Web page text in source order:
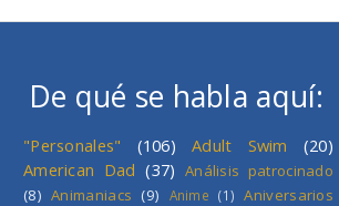
De qué se habla aquí:
"Personales" (106) Adult Swim
(20)
American Dad (37) Análisis patrocinado
(8) Animaniacs (9) Anime (1) Aniversarios